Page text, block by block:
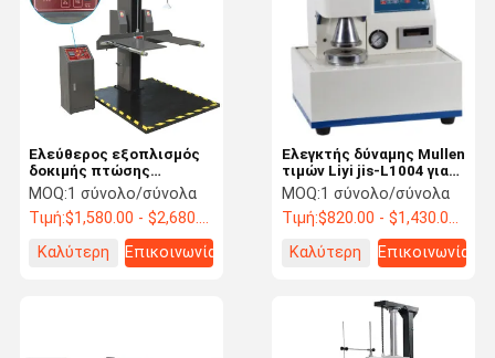
Ελεγκτής δύναμης Mullen
τιμών Liyi jis-L1004 για
το έγγραφο
MOQ:1 σύνολο/σύνολα
Τιμή:$820.00 - $1,430.00/ Set
Καλύτερη
Επικοινωνία
Ελεύθερος εξοπλισμός
δοκιμής πτώσης
συσκευασίας μηχανών
ελεγκτών πτώσης
συσκευασίας Liyi
MOQ:1 σύνολο/σύνολα
Τιμή:$1,580.00 - $2,680.00/ Set
Καλύτερη
Επικοινωνία